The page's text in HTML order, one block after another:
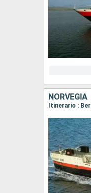
NORVEGIA